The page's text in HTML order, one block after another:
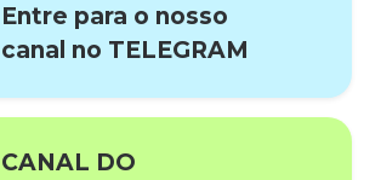
Entre para o nosso
canal no TELEGRAM
CANAL DO